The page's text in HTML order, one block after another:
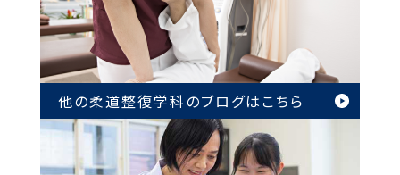
他の柔道整復学科のブログはこちら